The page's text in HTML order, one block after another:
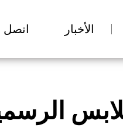
الأخبار اتصل